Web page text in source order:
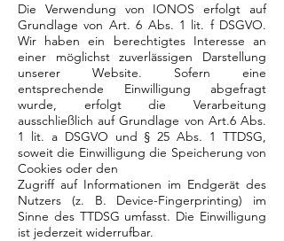
Die Verwendung von IONOS erfolgt auf
Grundlage von Art. 6 Abs. 1 lit. f DSGVO.
Wir haben ein berechtigtes Interesse an
einer möglichst zuverlässigen Darstellung
unserer Website. Sofern eine
entsprechende Einwilligung abgefragt
wurde, erfolgt die Verarbeitung
ausschließlich auf Grundlage von Art.6 Abs.
1 lit. a DSGVO und § 25 Abs. 1 TTDSG,
soweit die Einwilligung die Speicherung von
Cookies oder den
Zugriff auf Informationen im Endgerät des
Nutzers (z. B. Device-Fingerprinting) im
Sinne des TTDSG umfasst. Die Einwilligung
ist jederzeit widerrufbar.